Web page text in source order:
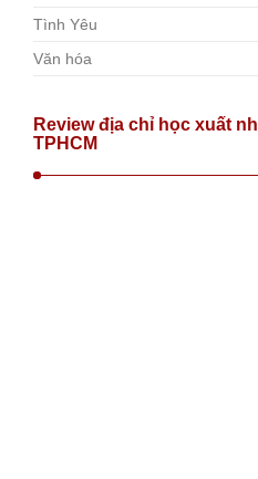
Tình Yêu
Văn hóa
Review địa chỉ học xuất
TPHCM